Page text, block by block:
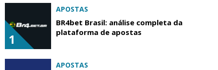
1
APOSTAS
BR4bet Brasil: análise completa da
plataforma de apostas
APOSTAS